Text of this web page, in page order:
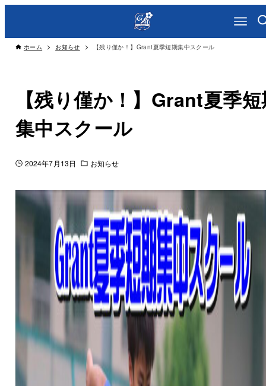
ホーム お知らせ 【残り僅か！】Grant夏季短期集中スクール
【残り僅か！】Grant夏季
集中スクール
2024年7月13日 お知らせ